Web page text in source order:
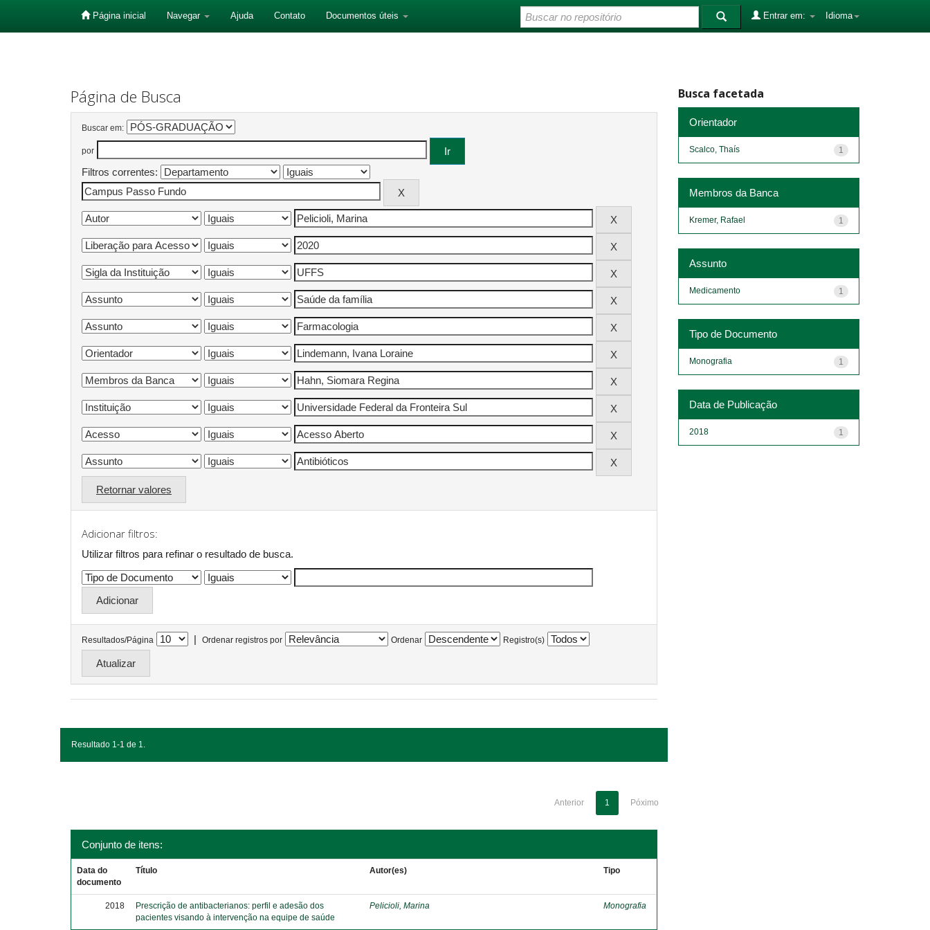
Página inicial Navegar Ajuda Contato Documentos úteis Idioma
Entrar em:
Página de Busca
Buscar em:
por
Filtros correntes:
Retornar valores
Adicionar filtros:
Utilizar filtros para refinar o resultado de busca.
Resultados/Página | Ordenar registros por Ordenar Registro(s)
Resultado 1-1 de 1.
Anterior 1 Póximo
Conjunto de itens:
Data do
documento
Título Autor(es) Tipo
2018
Prescrição de antibacterianos: perfil e adesão dos
pacientes visando à intervenção na equipe de saúde
Pelicioli, Marina Monografia
Busca facetada
Orientador
1
Scalco, Thaís
Membros da Banca
1
Kremer, Rafael
Assunto
1
Medicamento
Tipo de Documento
1
Monografia
Data de Publicação
1
2018